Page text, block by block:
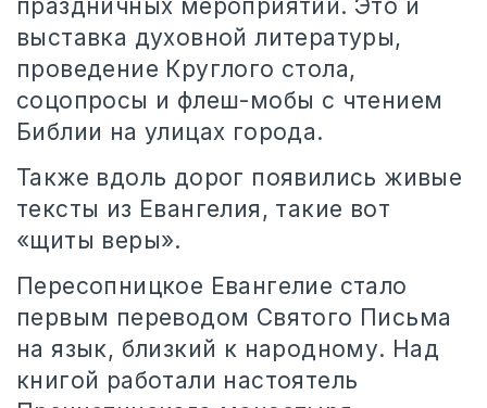
праздничных мероприятий. Это и
выставка духовной литературы,
проведение Круглого стола,
соцопросы и флеш-мобы с чтением
Библии на улицах города.
Также вдоль дорог появились живые
тексты из Евангелия, такие вот
«щиты веры».
Пересопницкое Евангелие стало
первым переводом Святого Письма
на язык, близкий к народному. Над
книгой работали настоятель